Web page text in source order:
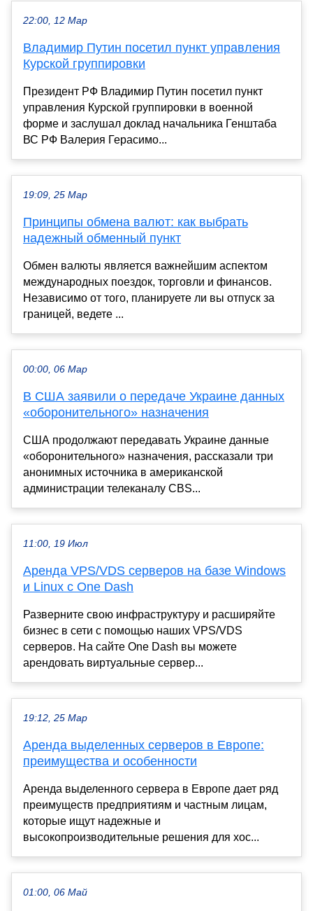
22:00, 12 Мар
Владимир Путин посетил пункт управления
Курской группировки
Президент РФ Владимир Путин посетил пункт
управления Курской группировки в военной
форме и заслушал доклад начальника Генштаба
ВС РФ Валерия Герасимо...
19:09, 25 Мар
Принципы обмена валют: как выбрать
надежный обменный пункт
Обмен валюты является важнейшим аспектом
международных поездок, торговли и финансов.
Независимо от того, планируете ли вы отпуск за
границей, ведете ...
00:00, 06 Мар
В США заявили о передаче Украине данных
«оборонительного» назначения
США продолжают передавать Украине данные
«оборонительного» назначения, рассказали три
анонимных источника в американской
администрации телеканалу CBS...
11:00, 19 Июл
Аренда VPS/VDS серверов на базе Windows
и Linux с One Dash
Разверните свою инфраструктуру и расширяйте
бизнес в сети с помощью наших VPS/VDS
серверов. На сайте One Dash вы можете
арендовать виртуальные сервер...
19:12, 25 Мар
Аренда выделенных серверов в Европе:
преимущества и особенности
Аренда выделенного сервера в Европе дает ряд
преимуществ предприятиям и частным лицам,
которые ищут надежные и
высокопроизводительные решения для хос...
01:00, 06 Май